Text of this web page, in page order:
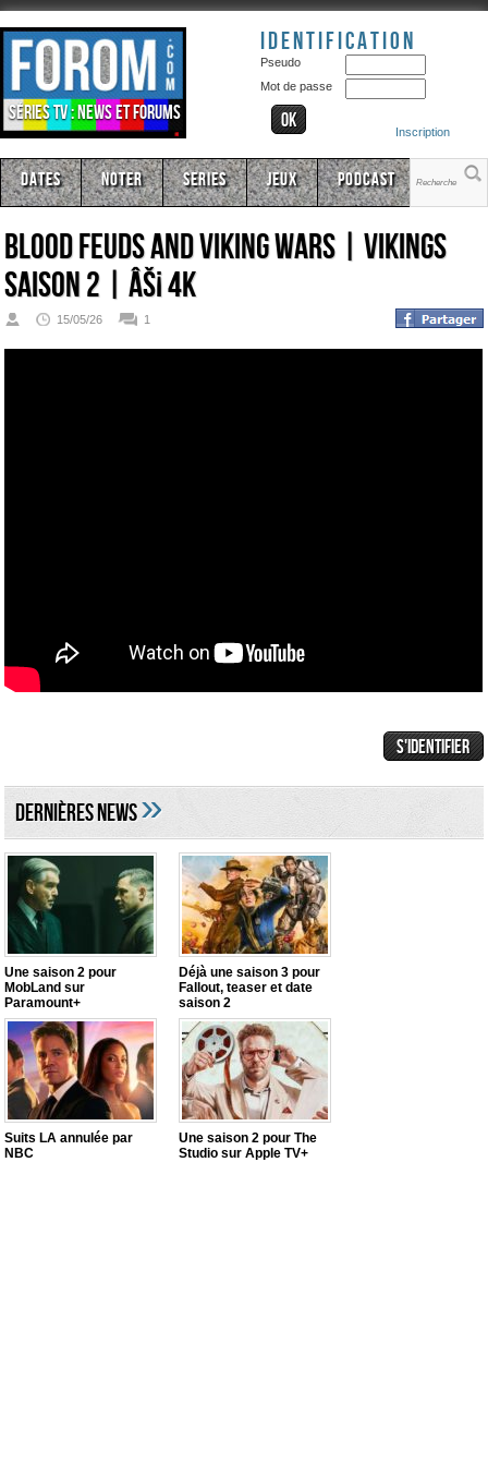
Séries TV : news et forums
Identification
Pseudo
Mot de passe
Inscription
Dates Noter Series Jeux Podcast
Blood Feuds And Viking Wars | Vikings
Saison 2 | âš¡ 4K
15/05/26 1
DERNIÈRES NEWS»
Une saison 2 pour
MobLand sur
Paramount+
Déjà une saison 3 pour
Fallout, teaser et date
saison 2
Suits LA annulée par
NBC
Une saison 2 pour The
Studio sur Apple TV+